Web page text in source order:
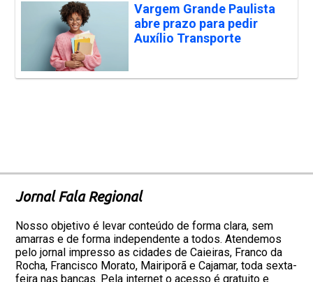
Vargem Grande Paulista
abre prazo para pedir
Auxílio Transporte
Jornal Fala Regional
Nosso objetivo é levar conteúdo de forma clara, sem
amarras e de forma independente a todos. Atendemos
pelo jornal impresso as cidades de Caieiras, Franco da
Rocha, Francisco Morato, Mairiporã e Cajamar, toda sexta-
feira nas bancas. Pela internet o acesso é gratuito e